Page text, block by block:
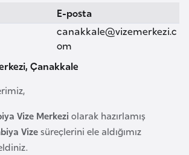
E-posta
canakkale@vizemerkezi.c
om
Çanakkale
Vize Merkezi olarak hazırlamış
Vizesüreçlerini ele aldığımız